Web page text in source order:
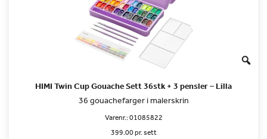
HIMI Twin Cup Gouache Sett 36stk + 3 pensler – Lilla
36 gouachefarger i malerskrin
Varenr.:01085822
399.00 pr. sett